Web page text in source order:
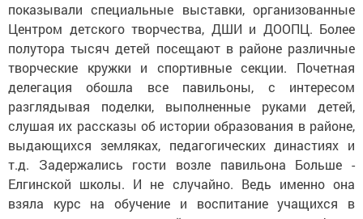
показывали специальные выставки, организованные
Центром детского творчества, ДШИ и ДООПЦ. Более
полутора тысяч детей посещают в районе различные
творческие кружки и спортивные секции. Почетная
делегация обошла все павильоны, с интересом
разглядывая поделки, выполненные руками детей,
слушая их рассказы об истории образования в районе,
выдающихся земляках, педагогических династиях и
т.д. Задержались гости возле павильона Больше -
Елгинской школы. И не случайно. Ведь именно она
взяла курс на обучение и воспитание учащихся в